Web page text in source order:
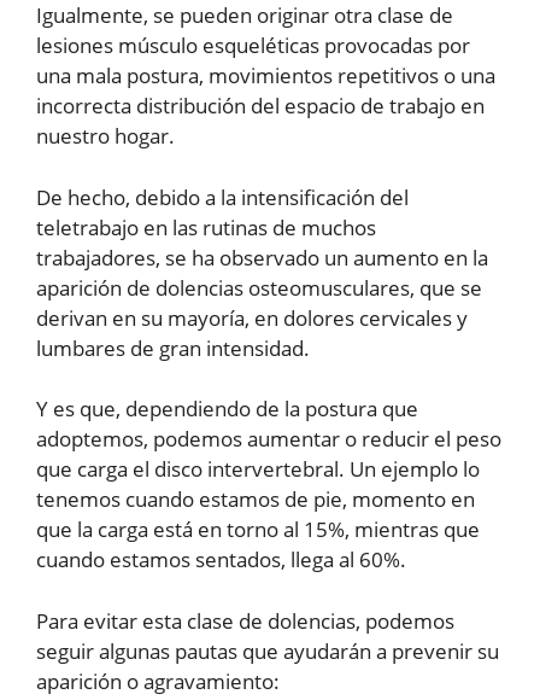
Igualmente, se pueden originar otra clase de
lesiones músculo esqueléticas provocadas por
una mala postura, movimientos repetitivos o una
incorrecta distribución del espacio de trabajo en
nuestro hogar.
De hecho, debido a la intensificación del
teletrabajo en las rutinas de muchos
trabajadores, se ha observado un aumento en la
aparición de dolencias osteomusculares, que se
derivan en su mayoría, en dolores cervicales y
lumbares de gran intensidad.
Y es que, dependiendo de la postura que
adoptemos, podemos aumentar o reducir el peso
que carga el disco intervertebral. Un ejemplo lo
tenemos cuando estamos de pie, momento en
que la carga está en torno al 15%, mientras que
cuando estamos sentados, llega al 60%.
Para evitar esta clase de dolencias, podemos
seguir algunas pautas que ayudarán a prevenir su
aparición o agravamiento: